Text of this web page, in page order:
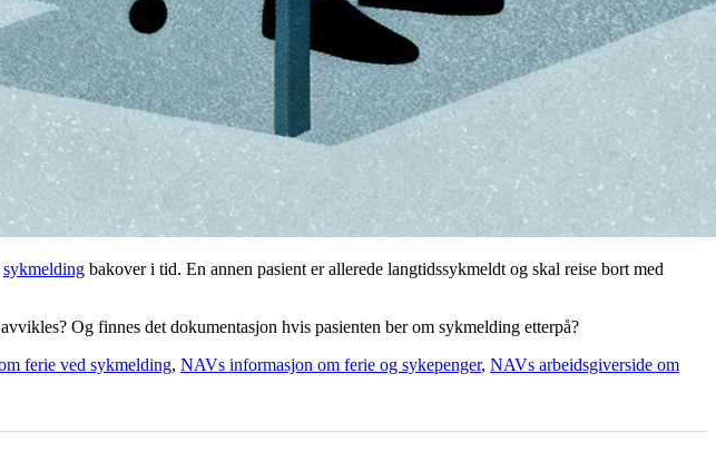
sykmelding bakover i tid. En annen pasient er allerede langtidssykmeldt og skal reise bort med
Og finnes det dokumentasjon hvis pasienten ber om sykmelding etterpå?
ferie ved sykmelding, NAVs informasjon om ferie og sykepenger, NAVs arbeidsgiverside om